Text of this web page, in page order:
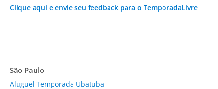
Clique aqui e envie seu feedback para o TemporadaLivre
São Paulo
Aluguel Temporada Ubatuba